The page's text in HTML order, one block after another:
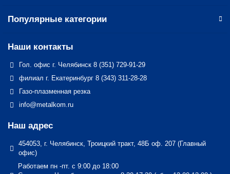
Популярные категории
Наши контакты
Гол. офис г. Челябинск 8 (351) 729-91-29
филиал г. Екатеринбург 8 (343) 311-28-28
Газо-плазменная резка
info@metalkom.ru
Наш адрес
454053, г. Челябинск, Троицкий тракт, 48Б оф. 207 (Главный
офис)
Работаем пн -пт. с 9:00 до 18:00